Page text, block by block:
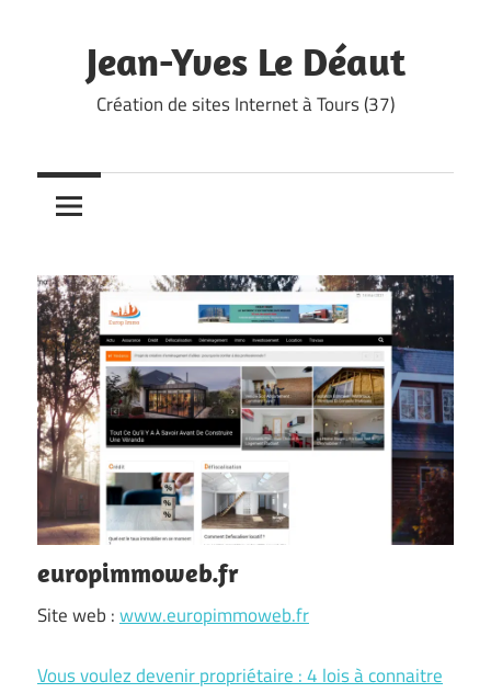
contentJean-Yves Le Déaut
Création de sites Internet à Tours (37)
europimmoweb.fr
Site web :www.europimmoweb.fr
Vous voulez devenir propriétaire : 4 lois à connaitre